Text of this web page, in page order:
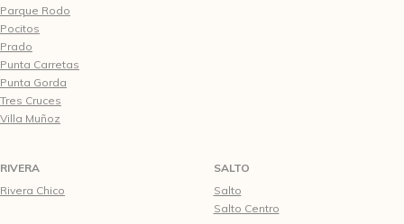
Parque Rodo
Pocitos
Prado
Punta Carretas
Punta Gorda
Tres Cruces
Villa Muñoz
RIVERA
Rivera Chico
SALTO
Salto
Salto Centro